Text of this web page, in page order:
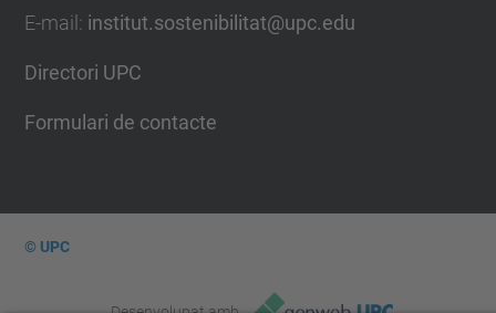
E-mail : institut.sostenibilitat@upc.edu
Directori UPC
Formulari de contacte
© UPC